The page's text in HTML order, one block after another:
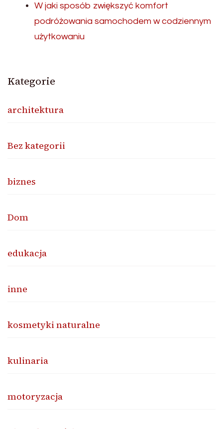
W jaki sposób zwiększyć komfort
podróżowania samochodem w codziennym
użytkowaniu
Kategorie
architektura
Bez kategorii
biznes
Dom
edukacja
inne
kosmetyki naturalne
kulinaria
motoryzacja